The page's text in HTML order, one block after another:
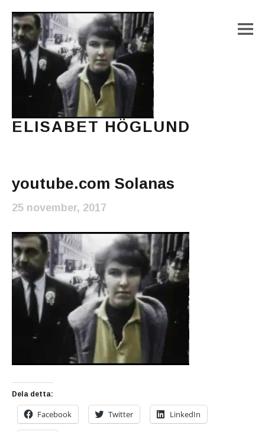
ELISABET HÖGLUND
youtube.com Solanas
25 november, 2017
Dela detta:
Facebook Twitter LinkedIn